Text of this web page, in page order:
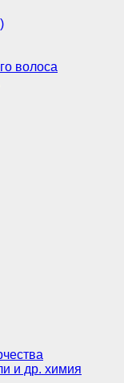
волоса
и др. химия